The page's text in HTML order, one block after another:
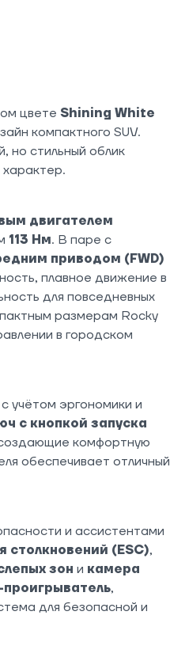
цвете Shining White
компактного SUV.
но стильный облик
двигателем
113 Нм. В паре с
приводом (FWD)
плавное движение в
для повседневных
размерам Rocky
в городском
учётом эргономики и
с кнопкой запуска
комфортную
обеспечивает отличный
и ассистентами
(ESC),
зон и камера
проигрыватель,
для безопасной и